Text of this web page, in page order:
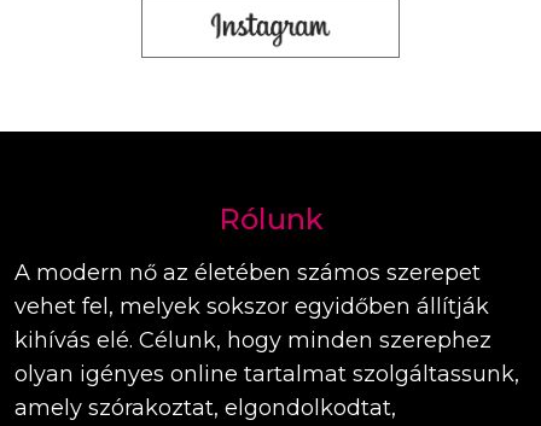
Rólunk
A modern nő az életében számos szerepet
vehet fel, melyek sokszor egyidőben állítják
kihívás elé. Célunk, hogy minden szerephez
olyan igényes online tartalmat szolgáltassunk,
amely szórakoztat, elgondolkodtat,